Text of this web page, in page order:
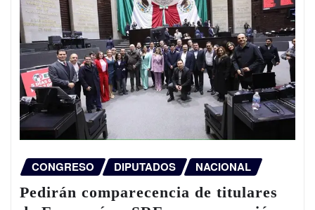
CONGRESO DIPUTADOS NACIONAL
Pedirán comparecencia de titulares